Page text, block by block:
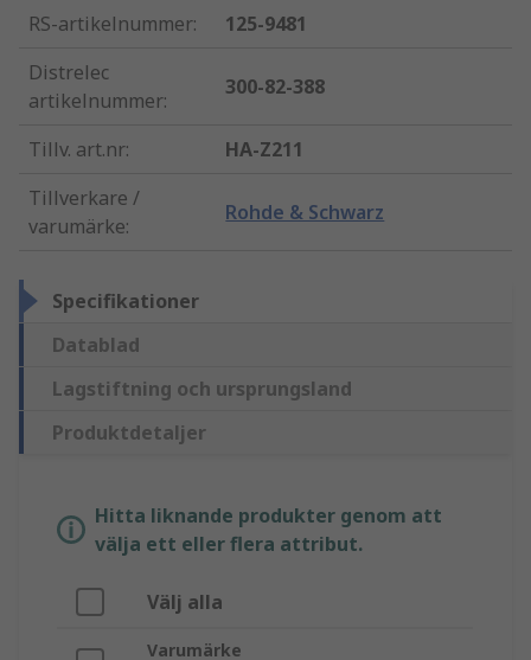
RS-artikelnummer:
125-9481
Distrelec
artikelnummer:
300-82-388
Tillv. art.nr:
HA-Z211
Tillverkare /
varumärke:
Rohde & Schwarz
Specifikationer
Datablad
Lagstiftning och ursprungsland
Produktdetaljer
Hitta liknande produkter genom att
välja ett eller flera attribut.
Välj alla
Varumärke